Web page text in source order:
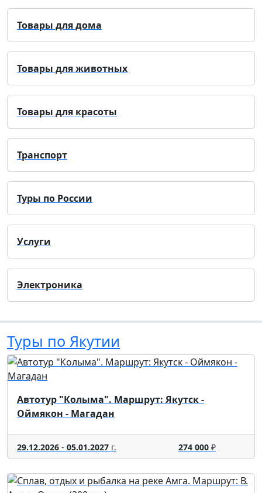
Товары для дома
Товары для животных
Товары для красоты
Транспорт
Туры по России
Услуги
Электроника
Туры по Якутии
Автотур "Колыма". Маршрут: Якутск -
Оймякон - Магадан
29.12.2026 - 05.01.2027 г. 274 000₽